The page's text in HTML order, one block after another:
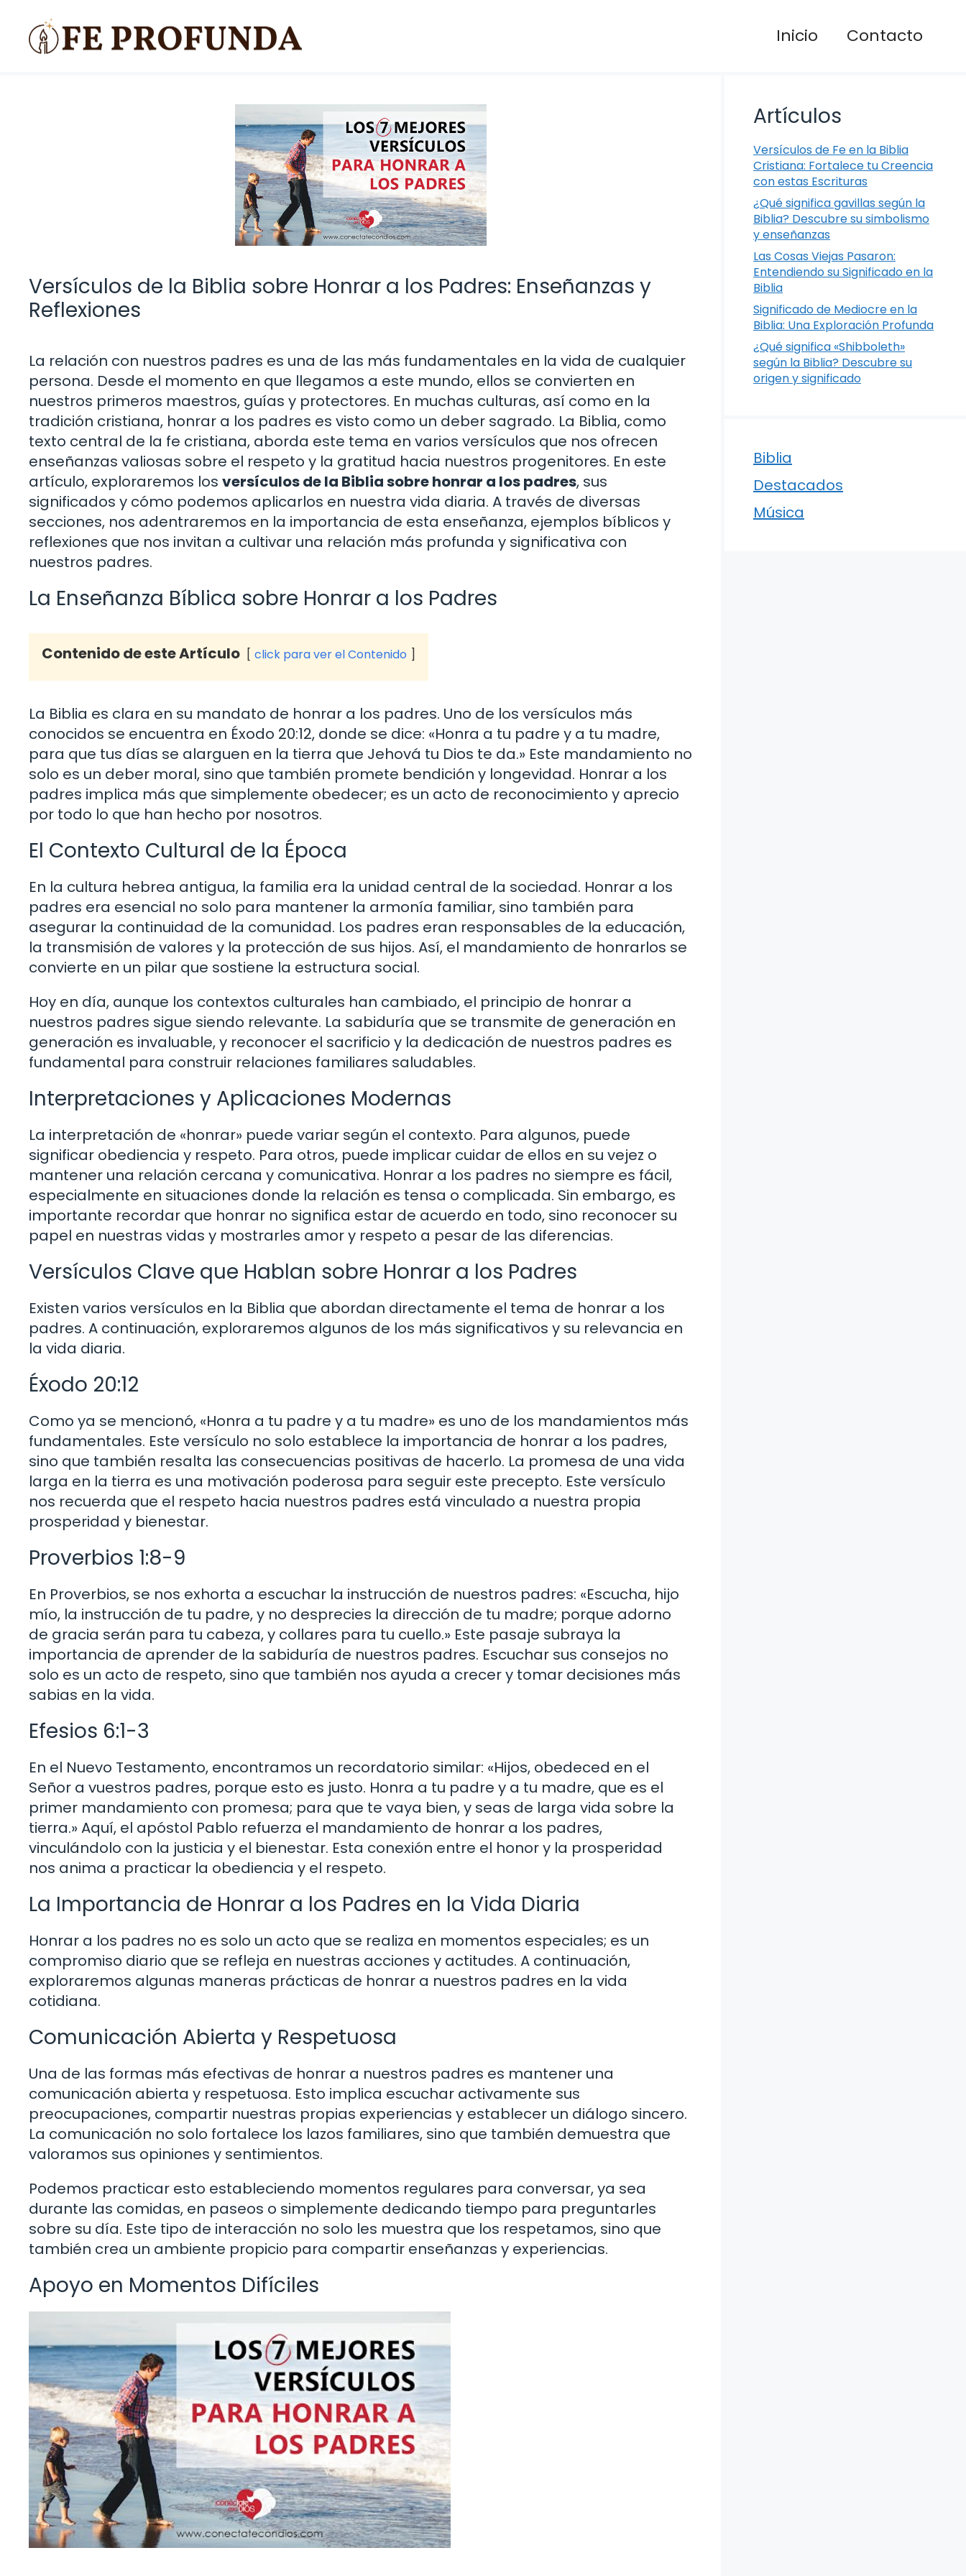
contenido
Inicio Contacto
Versículos de la Biblia sobre Honrar a los Padres: Enseñanzas y
Reflexiones
La relación con nuestros padres es una de las más fundamentales en la vida de cualquier
persona. Desde el momento en que llegamos a este mundo, ellos se convierten en
nuestros primeros maestros, guías y protectores. En muchas culturas, así como en la
tradición cristiana, honrar a los padres es visto como un deber sagrado. La Biblia, como
texto central de la fe cristiana, aborda este tema en varios versículos que nos ofrecen
enseñanzas valiosas sobre el respeto y la gratitud hacia nuestros progenitores. En este
artículo, exploraremos los versículos de la Biblia sobre honrar a los padres, sus
significados y cómo podemos aplicarlos en nuestra vida diaria. A través de diversas
secciones, nos adentraremos en la importancia de esta enseñanza, ejemplos bíblicos y
reflexiones que nos invitan a cultivar una relación más profunda y significativa con
nuestros padres.
La Enseñanza Bíblica sobre Honrar a los Padres
Contenido de este Artículo click para ver el Contenido
La Biblia es clara en su mandato de honrar a los padres. Uno de los versículos más
conocidos se encuentra en Éxodo 20:12, donde se dice: «Honra a tu padre y a tu madre,
para que tus días se alarguen en la tierra que Jehová tu Dios te da.» Este mandamiento no
solo es un deber moral, sino que también promete bendición y longevidad. Honrar a los
padres implica más que simplemente obedecer; es un acto de reconocimiento y aprecio
por todo lo que han hecho por nosotros.
El Contexto Cultural de la Época
En la cultura hebrea antigua, la familia era la unidad central de la sociedad. Honrar a los
padres era esencial no solo para mantener la armonía familiar, sino también para
asegurar la continuidad de la comunidad. Los padres eran responsables de la educación,
la transmisión de valores y la protección de sus hijos. Así, el mandamiento de honrarlos se
convierte en un pilar que sostiene la estructura social.
Hoy en día, aunque los contextos culturales han cambiado, el principio de honrar a
nuestros padres sigue siendo relevante. La sabiduría que se transmite de generación en
generación es invaluable, y reconocer el sacrificio y la dedicación de nuestros padres es
fundamental para construir relaciones familiares saludables.
Interpretaciones y Aplicaciones Modernas
La interpretación de «honrar» puede variar según el contexto. Para algunos, puede
significar obediencia y respeto. Para otros, puede implicar cuidar de ellos en su vejez o
mantener una relación cercana y comunicativa. Honrar a los padres no siempre es fácil,
especialmente en situaciones donde la relación es tensa o complicada. Sin embargo, es
importante recordar que honrar no significa estar de acuerdo en todo, sino reconocer su
papel en nuestras vidas y mostrarles amor y respeto a pesar de las diferencias.
Versículos Clave que Hablan sobre Honrar a los Padres
Existen varios versículos en la Biblia que abordan directamente el tema de honrar a los
padres. A continuación, exploraremos algunos de los más significativos y su relevancia en
la vida diaria.
Éxodo 20:12
Como ya se mencionó, «Honra a tu padre y a tu madre» es uno de los mandamientos más
fundamentales. Este versículo no solo establece la importancia de honrar a los padres,
sino que también resalta las consecuencias positivas de hacerlo. La promesa de una vida
larga en la tierra es una motivación poderosa para seguir este precepto. Este versículo
nos recuerda que el respeto hacia nuestros padres está vinculado a nuestra propia
prosperidad y bienestar.
Proverbios 1:8-9
En Proverbios, se nos exhorta a escuchar la instrucción de nuestros padres: «Escucha, hijo
mío, la instrucción de tu padre, y no desprecies la dirección de tu madre; porque adorno
de gracia serán para tu cabeza, y collares para tu cuello.» Este pasaje subraya la
importancia de aprender de la sabiduría de nuestros padres. Escuchar sus consejos no
solo es un acto de respeto, sino que también nos ayuda a crecer y tomar decisiones más
sabias en la vida.
Efesios 6:1-3
En el Nuevo Testamento, encontramos un recordatorio similar: «Hijos, obedeced en el
Señor a vuestros padres, porque esto es justo. Honra a tu padre y a tu madre, que es el
primer mandamiento con promesa; para que te vaya bien, y seas de larga vida sobre la
tierra.» Aquí, el apóstol Pablo refuerza el mandamiento de honrar a los padres,
vinculándolo con la justicia y el bienestar. Esta conexión entre el honor y la prosperidad
nos anima a practicar la obediencia y el respeto.
La Importancia de Honrar a los Padres en la Vida Diaria
Honrar a los padres no es solo un acto que se realiza en momentos especiales; es un
compromiso diario que se refleja en nuestras acciones y actitudes. A continuación,
exploraremos algunas maneras prácticas de honrar a nuestros padres en la vida
cotidiana.
Comunicación Abierta y Respetuosa
Una de las formas más efectivas de honrar a nuestros padres es mantener una
comunicación abierta y respetuosa. Esto implica escuchar activamente sus
preocupaciones, compartir nuestras propias experiencias y establecer un diálogo sincero.
La comunicación no solo fortalece los lazos familiares, sino que también demuestra que
valoramos sus opiniones y sentimientos.
Podemos practicar esto estableciendo momentos regulares para conversar, ya sea
durante las comidas, en paseos o simplemente dedicando tiempo para preguntarles
sobre su día. Este tipo de interacción no solo les muestra que los respetamos, sino que
también crea un ambiente propicio para compartir enseñanzas y experiencias.
Apoyo en Momentos Difíciles
Artículos
Versículos de Fe en la Biblia
Cristiana: Fortalece tu Creencia
con estas Escrituras
¿Qué significa gavillas según la
Biblia? Descubre su simbolismo
y enseñanzas
Las Cosas Viejas Pasaron:
Entendiendo su Significado en la
Biblia
Significado de Mediocre en la
Biblia: Una Exploración Profunda
¿Qué significa «Shibboleth»
según la Biblia? Descubre su
origen y significado
Biblia
Destacados
Música